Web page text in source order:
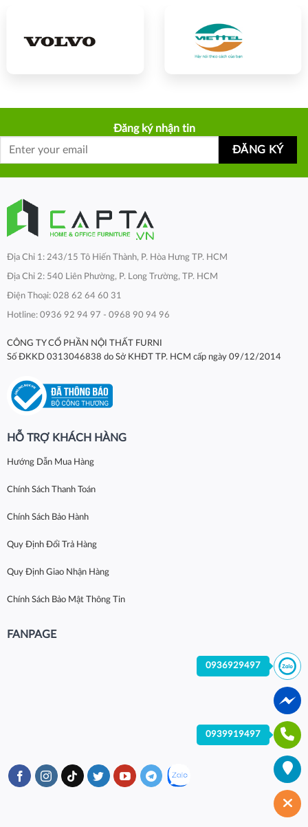
Đăng ký nhận tin
Địa Chỉ 1: 243/15 Tô Hiến Thành, P. Hòa Hưng TP. HCM
Địa Chỉ 2: 540 Liên Phường, P. Long Trường, TP. HCM
Điện Thoại: 028 62 64 60 31
Hotline: 0936 92 94 97 - 0968 90 94 96
CÔNG TY CỔ PHẦN NỘI THẤT FURNI
Số ĐKKD 0313046838 do Sở KHĐT TP. HCM cấp ngày 09/12/2014
HỖ TRỢ KHÁCH HÀNG
Hướng Dẫn Mua Hàng
Chính Sách Thanh Toán
Chính Sách Bảo Hành
Quy Định Đổi Trả Hàng
Quy Định Giao Nhận Hàng
Chính Sách Bảo Mật Thông Tin
FANPAGE
0936929497
0939919497